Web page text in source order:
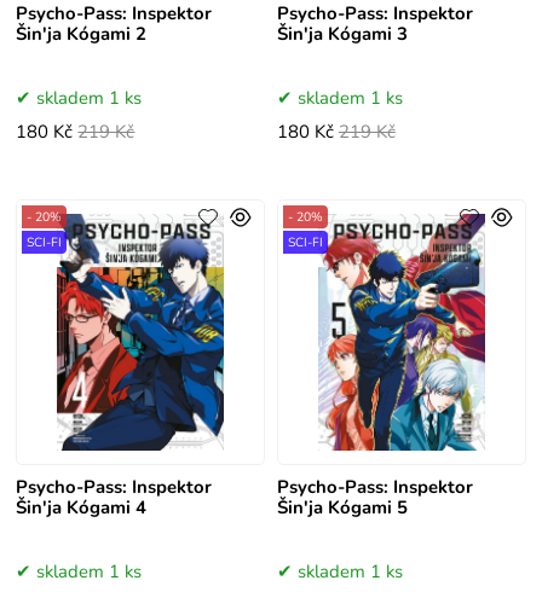
Psycho-Pass: Inspektor
Šin'ja Kógami 2
skladem 1 ks
180 Kč 219 Kč
Psycho-Pass: Inspektor
Šin'ja Kógami 3
skladem 1 ks
180 Kč 219 Kč
Psycho-Pass: Inspektor
Šin'ja Kógami 4
- 20%
SCI-FI
skladem 1 ks
Psycho-Pass: Inspektor
Šin'ja Kógami 5
- 20%
SCI-FI
skladem 1 ks